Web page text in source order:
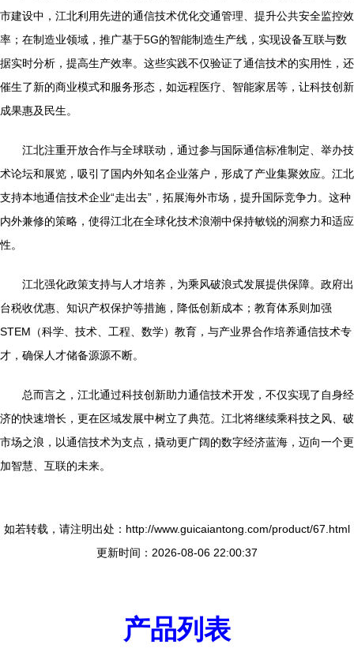
市建设中，江北利用先进的通信技术优化交通管理、提升公共安全监控效
率；在制造业领域，推广基于5G的智能制造生产线，实现设备互联与数
据实时分析，提高生产效率。这些实践不仅验证了通信技术的实用性，还
催生了新的商业模式和服务形态，如远程医疗、智能家居等，让科技创新
成果惠及民生。
江北注重开放合作与全球联动，通过参与国际通信标准制定、举办技
术论坛和展览，吸引了国内外知名企业落户，形成了产业集聚效应。江北
支持本地通信技术企业“走出去”，拓展海外市场，提升国际竞争力。这种
内外兼修的策略，使得江北在全球化技术浪潮中保持敏锐的洞察力和适应
性。
江北强化政策支持与人才培养，为乘风破浪式发展提供保障。政府出
台税收优惠、知识产权保护等措施，降低创新成本；教育体系则加强
STEM（科学、技术、工程、数学）教育，与产业界合作培养通信技术专
才，确保人才储备源源不断。
总而言之，江北通过科技创新助力通信技术开发，不仅实现了自身经
济的快速增长，更在区域发展中树立了典范。江北将继续乘科技之风、破
市场之浪，以通信技术为支点，撬动更广阔的数字经济蓝海，迈向一个更
加智慧、互联的未来。
如若转载，请注明出处：http://www.guicaiantong.com/product/67.html
更新时间：2026-08-06 22:00:37
产品列表